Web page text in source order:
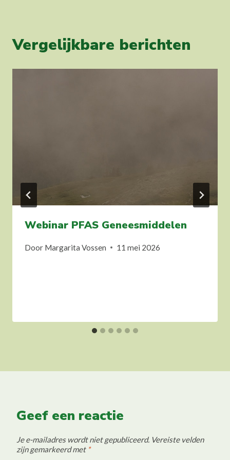
Vergelijkbare berichten
Webinar PFAS Geneesmiddelen
Door Margarita Vossen 11 mei 2026
Geef een reactie
Je e-mailadres wordt niet gepubliceerd. Vereiste velden
zijn gemarkeerd met *